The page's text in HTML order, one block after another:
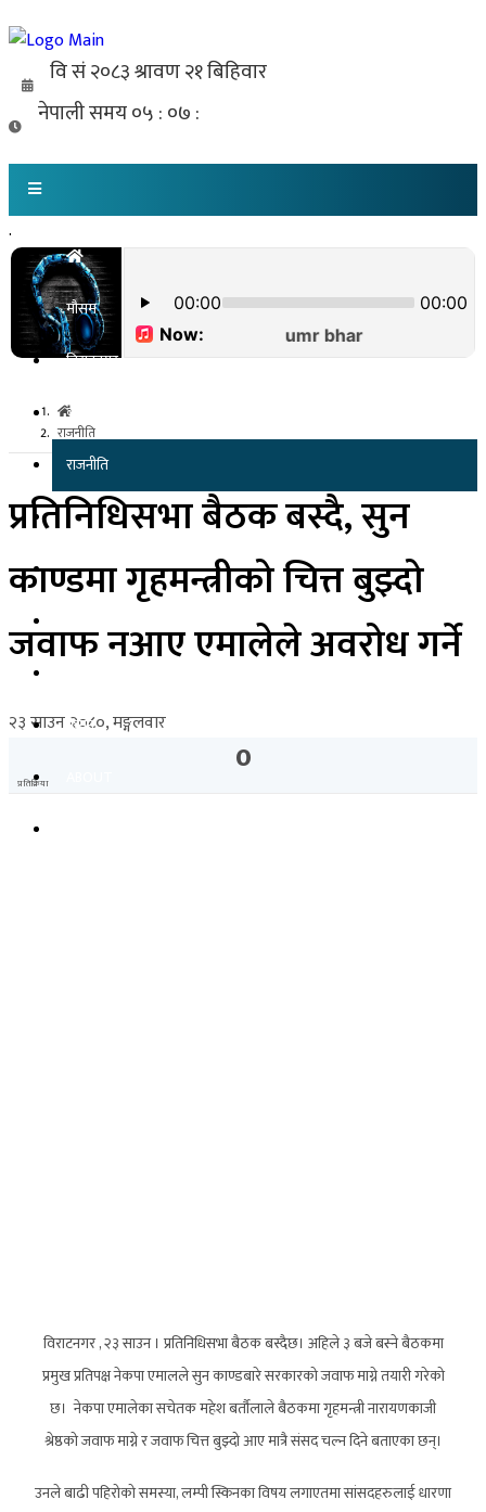
मौसम
विराटनगर
कोशी प्रदेश
राजनीति
शिक्षा
स्वास्थ्य
फेसन
.
राजनीति
प्रतिनिधिसभा बैठक बस्दै, सुन
काण्डमा गृहमन्त्रीको चित्त बुझ्दो
जवाफ नआए एमालेले अवरोध गर्ने
२३ साउन २०८०, मङ्गलवार
0
प्रतिक्रिया
विराटनगर , २३ साउन । प्रतिनिधिसभा बैठक बस्दैछ। अहिले ३ बजे बस्ने बैठकमा
प्रमुख प्रतिपक्ष नेकपा एमालले सुन काण्डबारे सरकारको जवाफ माग्ने तयारी गरेको
छ। नेकपा एमालेका सचेतक महेश बर्तौलाले बैठकमा गृहमन्त्री नारायणकाजी
श्रेष्ठको जवाफ माग्ने र जवाफ चित्त बुझ्दो आए मात्रै संसद चल्न दिने बताएका छन्।
उनले बाढी पहिरोको समस्या, लम्पी स्किनका विषय लगाएतमा सांसदहरुलाई धारणा